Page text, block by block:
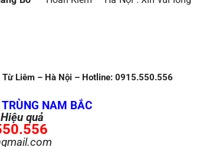
Liêm – Hà Nội – Hotline: 0915.550.556
NAM BẮC
quả